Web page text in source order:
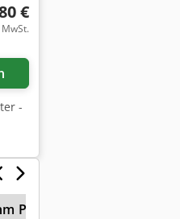
€
-
Planscheiben